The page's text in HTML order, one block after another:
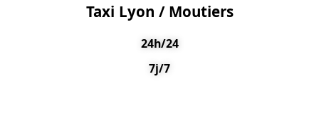
Taxi Lyon / Moutiers
24h/24
7j/7